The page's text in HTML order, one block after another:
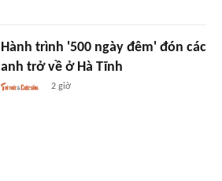
Hành trình '500 ngày đêm' đón các
anh trở về ở Hà Tĩnh
2 giờ